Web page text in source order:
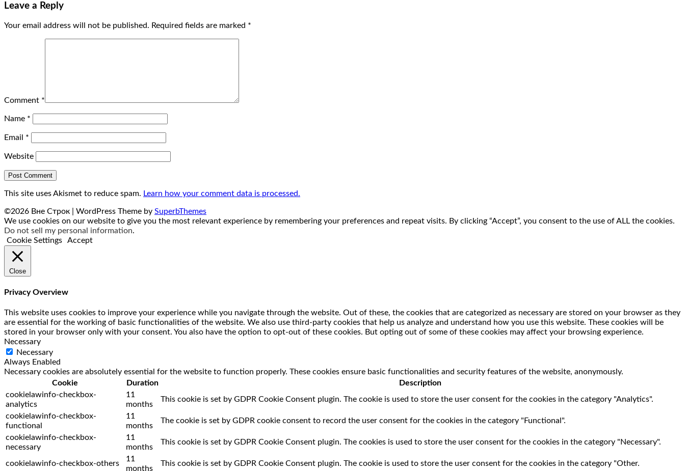
Leave a Reply
Your email address will not be published. Required fields are marked *
Comment *
Name *
Email *
Website
This site uses Akismet to reduce spam. Learn how your comment data is processed.
©2026 Вне Строк | WordPress Theme by SuperbThemes
We use cookies on our website to give you the most relevant experience by remembering your preferences and repeat visits. By clicking “Accept”, you consent to the use of ALL the cookies.
Do not sell my personal information.
Cookie Settings
Accept
Close
Privacy Overview
This website uses cookies to improve your experience while you navigate through the website. Out of these, the cookies that are categorized as necessary are stored on your browser as they
are essential for the working of basic functionalities of the website. We also use third-party cookies that help us analyze and understand how you use this website. These cookies will be
stored in your browser only with your consent. You also have the option to opt-out of these cookies. But opting out of some of these cookies may affect your browsing experience.
Necessary
Necessary
Always Enabled
Necessary cookies are absolutely essential for the website to function properly. These cookies ensure basic functionalities and security features of the website, anonymously.
Cookie
Duration
Description
cookielawinfo-checkbox-
analytics
11
months
This cookie is set by GDPR Cookie Consent plugin. The cookie is used to store the user consent for the cookies in the category "Analytics".
cookielawinfo-checkbox-
functional
11
months
The cookie is set by GDPR cookie consent to record the user consent for the cookies in the category "Functional".
cookielawinfo-checkbox-
necessary
11
months
This cookie is set by GDPR Cookie Consent plugin. The cookies is used to store the user consent for the cookies in the category "Necessary".
cookielawinfo-checkbox-others
11
months
This cookie is set by GDPR Cookie Consent plugin. The cookie is used to store the user consent for the cookies in the category "Other.